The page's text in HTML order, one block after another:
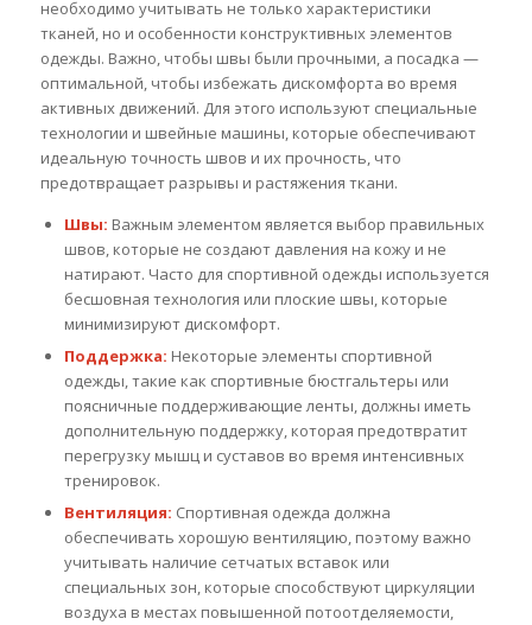
необходимо учитывать не только характеристики
тканей, но и особенности конструктивных элементов
одежды. Важно, чтобы швы были прочными, а посадка —
оптимальной, чтобы избежать дискомфорта во время
активных движений. Для этого используют специальные
технологии и швейные машины, которые обеспечивают
идеальную точность швов и их прочность, что
предотвращает разрывы и растяжения ткани.
Швы: Важным элементом является выбор правильных
швов, которые не создают давления на кожу и не
натирают. Часто для спортивной одежды используется
бесшовная технология или плоские швы, которые
минимизируют дискомфорт.
Поддержка: Некоторые элементы спортивной
одежды, такие как спортивные бюстгальтеры или
поясничные поддерживающие ленты, должны иметь
дополнительную поддержку, которая предотвратит
перегрузку мышц и суставов во время интенсивных
тренировок.
Вентиляция: Спортивная одежда должна
обеспечивать хорошую вентиляцию, поэтому важно
учитывать наличие сетчатых вставок или
специальных зон, которые способствуют циркуляции
воздуха в местах повышенной потоотделяемости,